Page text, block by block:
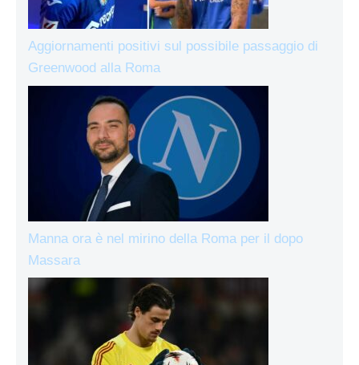
Aggiornamenti positivi sul possibile passaggio di
Greenwood alla Roma
Manna ora è nel mirino della Roma per il dopo
Massara